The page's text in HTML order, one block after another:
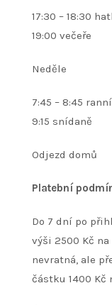
17:30 – 18:30
19:00 večeře
Neděle
7:45 – 8:45
9:15 snídaně
Odjezd domů
Platební
Do 7 dní po
výši 2500 Kč
nevratná, ale
částku 1400 Kč